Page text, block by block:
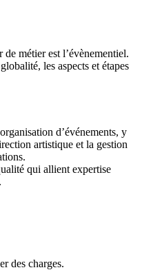
métier est l’évènementiel.
les aspects et étapes
d’événements, y
artistique et la gestion
qui allient expertise
des charges.